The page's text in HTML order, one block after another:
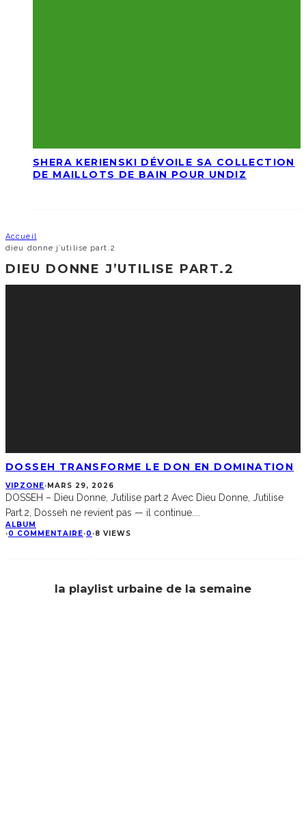
SHERA KERIENSKI DÉVOILE SA COLLECTION
DE MAILLOTS DE BAIN POUR UNDIZ
Accueil
dieu donne j’utilise part.2
DIEU DONNE J’UTILISE PART.2
DOSSEH TRANSFORME LE DON EN DOMINATION
VIPZONE· MARS 29, 2026
DOSSEH – Dieu Donne, J’utilise part.2 Avec Dieu Donne, J’utilise
Part.2, Dosseh ne revient pas — il continue.
ALBUM
·0 COMMENTAIRE·0 ·8 VIEWS
la playlist urbaine de la semaine